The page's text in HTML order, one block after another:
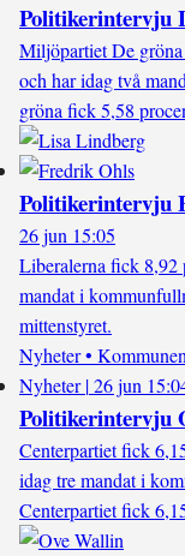
Politikerintervju
Miljöpartiet De
och har idag två
gröna fick 5,58
Politikerintervju
26 jun 15:05
Liberalerna fick 8,92
mandat i
mittenstyret.
Nyheter • Kommunen
Nyheter|26 jun
Politikerintervju
Centerpartiet fick
idag tre mandat i
Centerpartiet fick